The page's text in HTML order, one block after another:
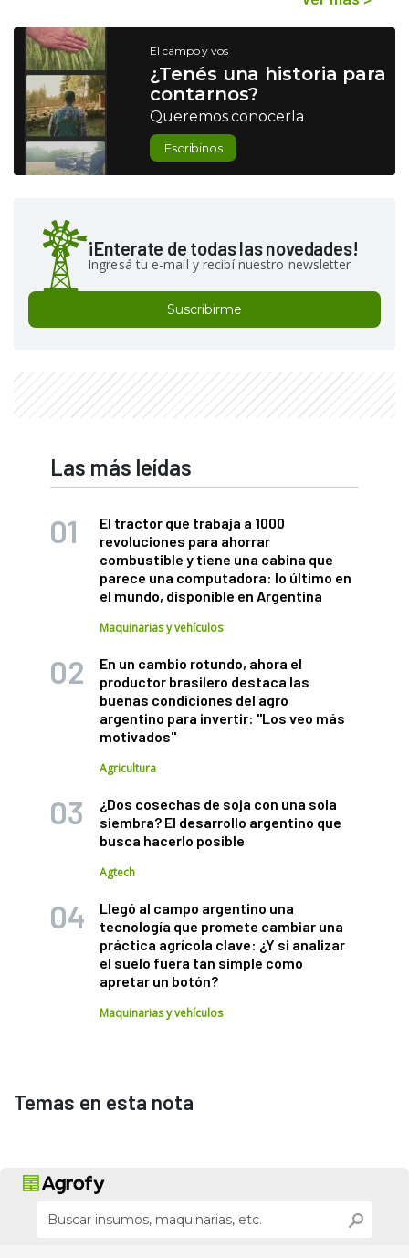
El campo y vos
¿Tenés una historia para
contarnos?
Queremos conocerla
Escribinos
¡Enterate de todas las novedades!
Ingresá tu e-mail y recibí nuestro newsletter
Suscribirme
Las más leídas
El tractor que trabaja a 1000
revoluciones para ahorrar
combustible y tiene una cabina que
parece una computadora: lo último en
el mundo, disponible en Argentina
Maquinarias y vehículos
En un cambio rotundo, ahora el
productor brasilero destaca las
buenas condiciones del agro
argentino para invertir: "Los veo más
motivados"
Agricultura
¿Dos cosechas de soja con una sola
siembra? El desarrollo argentino que
busca hacerlo posible
Agtech
Llegó al campo argentino una
tecnología que promete cambiar una
práctica agrícola clave: ¿Y si analizar
el suelo fuera tan simple como
apretar un botón?
Maquinarias y vehículos
Temas en esta nota